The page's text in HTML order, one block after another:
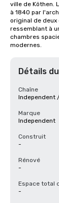
ville de Köthen.
à 1840 par
original de
ressemblant à
chambres
modernes.
Détails
Chaîne
Independent
Marque
Independent
Construit
-
Rénové
-
Espace total
-